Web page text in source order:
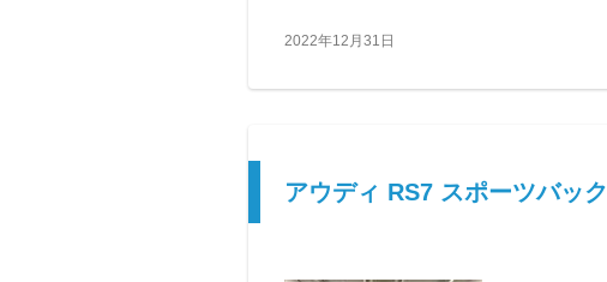
2022年12月31日
アウディ RS7 スポーツバック